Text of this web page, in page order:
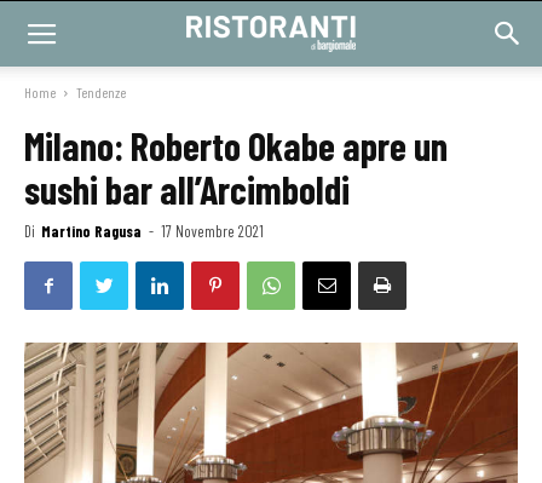
Home Tendenze
Milano: Roberto Okabe apre un
sushi bar all’Arcimboldi
Di Martino Ragusa - 17 Novembre 2021